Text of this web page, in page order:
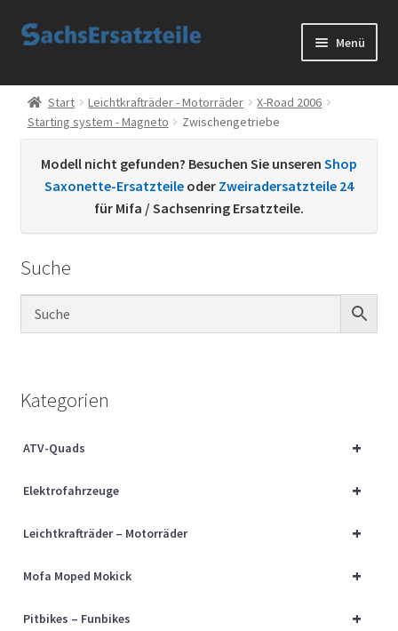
Zur
Zum
Menü
Start
AGB
Datenschutzerklärung
Kontakt
Sachs Ersatzteile
Über uns
Start Leichtkrafträder - Motorräder
X-Road 2006
Starting system - Magneto
Zwischengetriebe
Modell nicht gefunden? Besuchen Sie unseren Shop
Saxonette-Ersatzteile oder Zweiradersatzteile 24
für Mifa / Sachsenring Ersatzteile.
Suche
Kategorien
+
ATV-Quads
+
Elektrofahrzeuge
+
Leichtkrafträder – Motorräder
+
Mofa Moped Mokick
+
Pitbikes – Funbikes